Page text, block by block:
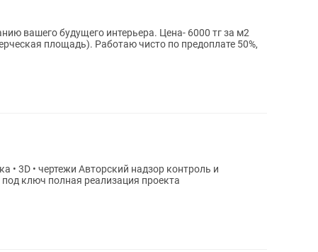
интерьера. Цена- 6000 тг за м2
площадь). Работаю чисто по предоплате 50%,
сопровождение на всех этапах Ремонт под ключ полная реализация проекта